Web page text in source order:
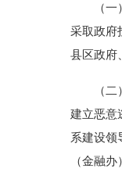
（一）
采取政府
县区政府
（二）
建立恶意
系建设领
（金融